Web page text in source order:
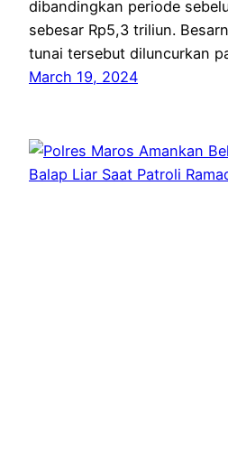
dibandingkan periode
sebesar Rp5,3 triliun.
tunai tersebut diluncurkan
March 19, 2024